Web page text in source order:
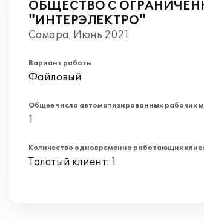
ОБЩЕСТВО С
"ИНТЕРЭЛЕКТРО"
Самара, Июнь 2021
Вариант работы
Файловый
Общее число автоматизированных рабочих
1
Количество одновременно работающих
Толстый клиент: 1